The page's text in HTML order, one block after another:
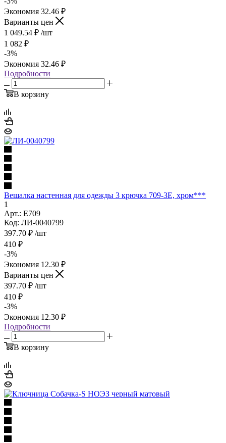
Экономия 32.46 ₽
Варианты цен
1 049.54 ₽ /шт
1 082 ₽
-3%
Экономия 32.46 ₽
Подробности
В корзину
Вешалка настенная для одежды 3 крючка 709-3Е, хром***
1
Арт.: Е709
Код: ЛИ-0040799
397.70 ₽ /шт
410 ₽
-3%
Экономия 12.30 ₽
Варианты цен
397.70 ₽ /шт
410 ₽
-3%
Экономия 12.30 ₽
Подробности
В корзину